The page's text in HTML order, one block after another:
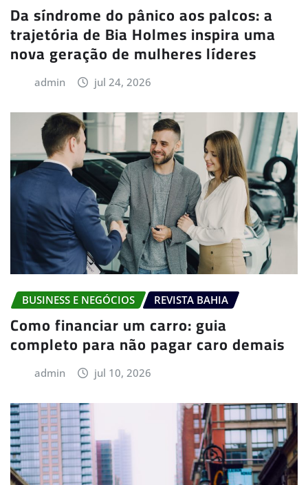
Da síndrome do pânico aos palcos: a
trajetória de Bia Holmes inspira uma
nova geração de mulheres líderes
admin jul 24, 2026
BUSINESS E NEGÓCIOS REVISTA BAHIA
Como financiar um carro: guia
completo para não pagar caro demais
admin jul 10, 2026